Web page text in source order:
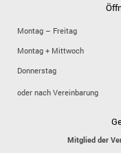
Montag – Freitag
Montag + Mittwoch
Donnerstag
oder nach Vereinbarung
Mitglied der